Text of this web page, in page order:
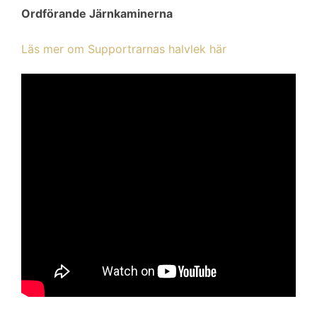
Ordförande Järnkaminerna
Läs mer om Supportrarnas halvlek här